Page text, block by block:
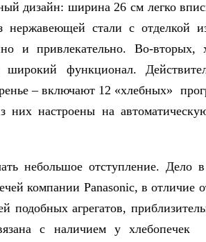
дизайн: ширина 26 см легко
стали с отделкой
и привлекательно. Во-вторых,
широкий функционал.
– включают 12 «хлебных»
них настроены на
небольшое отступление. Дело
компании Panasonic, в отличие
подобных агрегатов,
с наличием у хлебопечек